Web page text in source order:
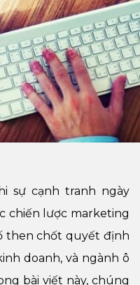
sự cạnh tranh ngày
chiến lược marketing
then chốt quyết định
doanh, và ngành ô
bài viết này, chúng